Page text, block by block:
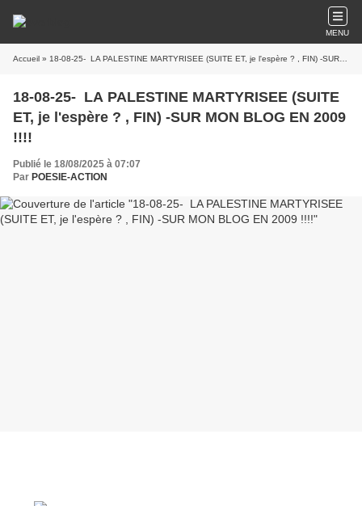
MENU
Accueil » 18-08-25- LA PALESTINE MARTYRISEE (SUITE ET, je l'espère ? , FIN) -SUR MON BLOG EN 2009 !!!!
18-08-25- LA PALESTINE MARTYRISEE (SUITE
ET, je l'espère ? , FIN) -SUR MON BLOG EN 2009
!!!!
Publié le 18/08/2025 à 07:07
Par POESIE-ACTION